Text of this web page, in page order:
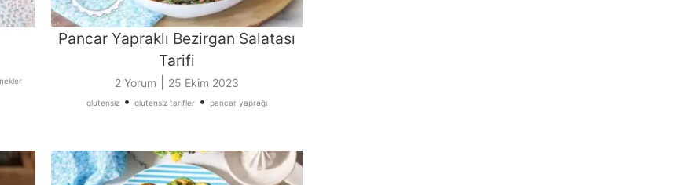
Pancar Yapraklı Bezirgan Salatası
Tarifi
2 Yorum 25 Ekim 2023
glutensiz • glutensiz tarifler • pancar yaprağı